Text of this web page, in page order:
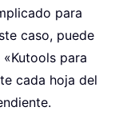
para
caso, puede
para
cada hoja del